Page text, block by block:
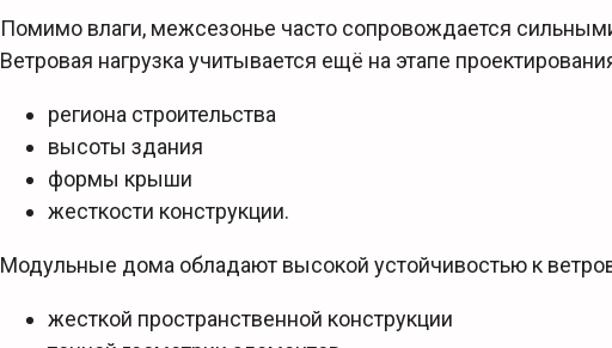
Помимо влаги, межсезонье часто сопровождается
Ветровая нагрузка учитывается ещё на этапе
региона строительства
высоты здания
формы крыши
жесткости конструкции.
Модульные дома обладают высокой устойчивостью к
жесткой пространственной конструкции